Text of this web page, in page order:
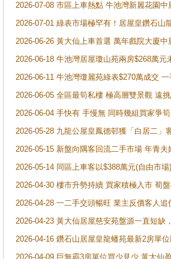
2026-07-08 市區上車熱點 牛池灣新麗花園
2026-07-01 綠表市場極罕有！居屋皇鑽石
2026-06-26 黃大仙上車首選 萬年戲院大廈
2026-06-18 牛池灣居屋瓊山苑兩房$268萬
2026-06-11 牛池灣瓊麗苑綠表$270萬成交
2026-06-05 全區最筍私樓 極高層雙景觀 遠
2026-06-04 手快有 手慢無 同時幾組買家爭
2026-05-28 九龍公屋皇鳳德邨獲「白居二」
2026-05-15 新盤向隅客回流二手市場 年青
2026-05-14 同區上車客以$388萬元(自由市
2026-04-30 樓市升勢持續 買家積極入市 荀
2026-04-28 一二手交頭暢旺 業主反價客人
2026-04-23 黃大仙居屋慈安苑盤源一直短缺
2026-04-16 鑽石山居屋皇龍蟠苑最新2房單
2026-04-09 巨無霸3房單位買少見少 黃大仙